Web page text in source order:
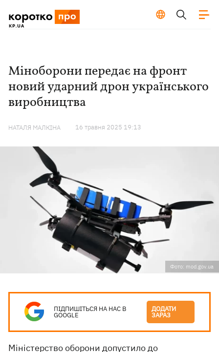
Міноборони передає на фронт
новий ударний дрон українського
виробництва
НАТАЛЯ МАЛКІНА 16 травня 2025 19:13
Фото: mod.gov.ua
ПІДПИШІТЬСЯ НА НАС В
GOOGLE
ДОДАТИ
ЗАРАЗ
Міністерство оборони допустило до